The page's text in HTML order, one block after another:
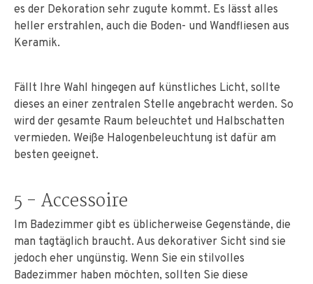
es der Dekoration sehr zugute kommt. Es lässt alles
heller erstrahlen, auch die Boden- und Wandfliesen aus
Keramik.
Fällt Ihre Wahl hingegen auf künstliches Licht, sollte
dieses an einer zentralen Stelle angebracht werden. So
wird der gesamte Raum beleuchtet und Halbschatten
vermieden. Weiße Halogenbeleuchtung ist dafür am
besten geeignet.
5 - Accessoire
Im Badezimmer gibt es üblicherweise Gegenstände, die
man tagtäglich braucht. Aus dekorativer Sicht sind sie
jedoch eher ungünstig. Wenn Sie ein stilvolles
Badezimmer haben möchten, sollten Sie diese